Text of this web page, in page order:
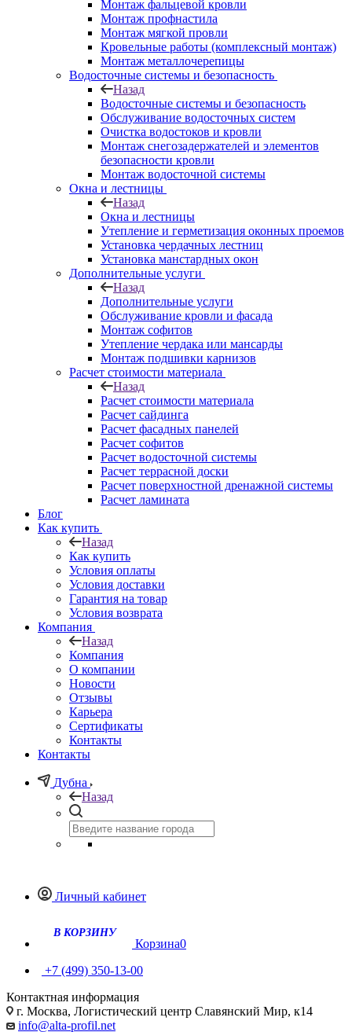
Монтаж фальцевой кровли
Монтаж профнастила
Монтаж мягкой провли
Кровельные работы (комплексный монтаж)
Монтаж металлочерепицы
Водосточные системы и безопасность
Назад
Водосточные системы и безопасность
Обслуживание водосточных систем
Очистка водостоков и кровли
Монтаж снегозадержателей и элементов
безопасности кровли
Монтаж водосточной системы
Окна и лестницы
Назад
Окна и лестницы
Утепление и герметизация оконных проемов
Установка чердачных лестниц
Установка манстардных окон
Дополнительные услуги
Назад
Дополнительные услуги
Обслуживание кровли и фасада
Монтаж софитов
Утепление чердака или мансарды
Монтаж подшивки карнизов
Расчет стоимости материала
Назад
Расчет стоимости материала
Расчет сайдинга
Расчет фасадных панелей
Расчет софитов
Расчет водосточной системы
Расчет террасной доски
Расчет поверхностной дренажной системы
Расчет ламината
Блог
Как купить
Назад
Как купить
Условия оплаты
Условия доставки
Гарантия на товар
Условия возврата
Компания
Назад
Компания
О компании
Новости
Отзывы
Карьера
Сертификаты
Контакты
Контакты
Дубна
Назад
Личный кабинет
Корзина0
+7 (499) 350-13-00
Контактная информация
г. Москва, Логистический центр Славянский Мир, к14
info@alta-profil.net